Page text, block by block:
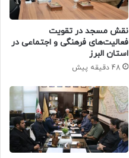
نقش مسجد در تقویت
فعالیت‌های فرهنگی و اجتماعی در
استان البرز
48 دقیقه پیش